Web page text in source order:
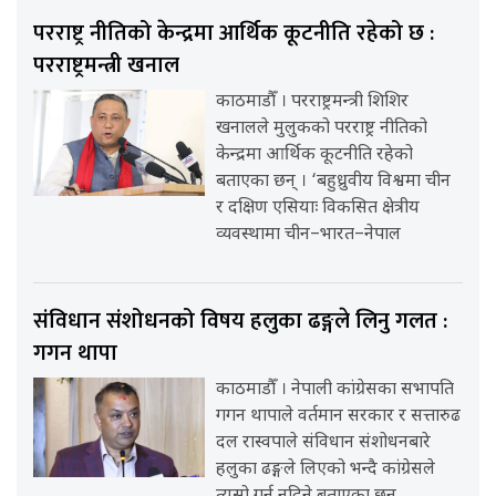
परराष्ट्र नीतिको केन्द्रमा आर्थिक कूटनीति रहेको छ :
परराष्ट्रमन्त्री खनाल
काठमाडौँ । परराष्ट्रमन्त्री शिशिर
खनालले मुलुकको परराष्ट्र नीतिको
केन्द्रमा आर्थिक कूटनीति रहेको
बताएका छन् । ‘बहुध्रुवीय विश्वमा चीन
र दक्षिण एसियाः विकसित क्षेत्रीय
व्यवस्थामा चीन–भारत–नेपाल
संविधान संशोधनको विषय हलुका ढङ्गले लिनु गलत :
गगन थापा
काठमाडौँ । नेपाली कांग्रेसका सभापति
गगन थापाले वर्तमान सरकार र सत्तारुढ
दल रास्वपाले संविधान संशोधनबारे
हलुका ढङ्गले लिएको भन्दै कांग्रेसले